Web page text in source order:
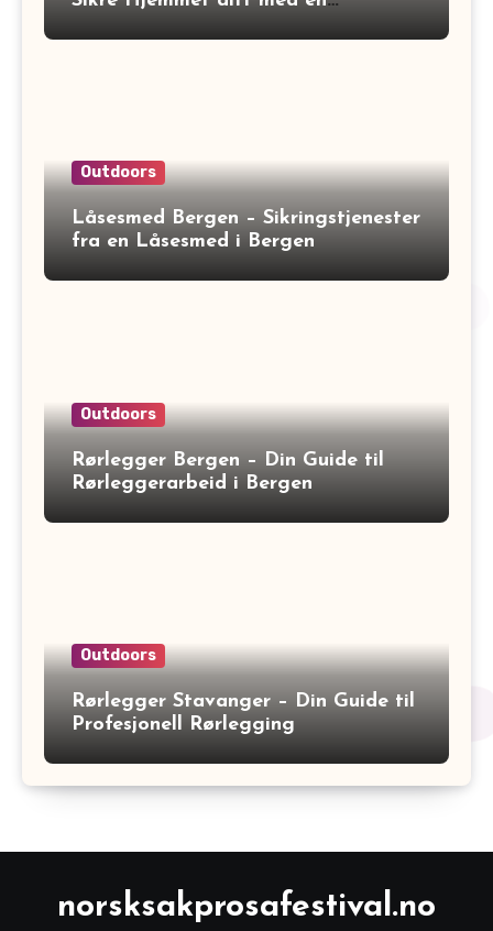
Outdoors
Låsesmed Bergen – Sikringstjenester
fra en Låsesmed i Bergen
Outdoors
Rørlegger Bergen – Din Guide til
Rørleggerarbeid i Bergen
Outdoors
Rørlegger Stavanger – Din Guide til
Profesjonell Rørlegging
norsksakprosafestival.no